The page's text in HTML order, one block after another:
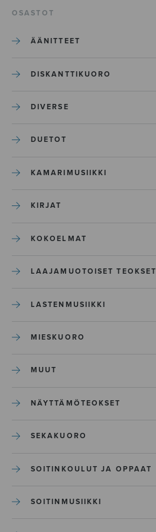
OSASTOT
ÄÄNITTEET
DISKANTTIKUORO
DIVERSE
DUETOT
KAMARIMUSIIKKI
KIRJAT
KOKOELMAT
LAAJAMUOTOISET TEOKSET
LASTENMUSIIKKI
MIESKUORO
MUUT
NÄYTTÄMÖTEOKSET
SEKAKUORO
SOITINKOULUT JA OPPAAT
SOITINMUSIIKKI